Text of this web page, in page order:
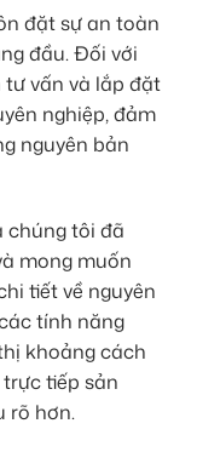
đặt sự an toàn
đầu. Đối với
vấn và lắp đặt
nghiệp, đảm
nguyên bản
chúng tôi đã
mong muốn
tiết về nguyên
tính năng
khoảng cách
tiếp sản
rõ hơn.